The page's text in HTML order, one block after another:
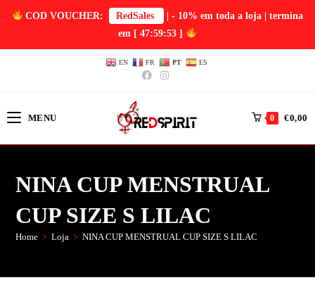
COD VOUCHER: RedSales
| - 10% em toda a loja | termina
em [ 47:59:53 ]
EN FR PT ES
MENU 0 €0,00
NINA CUP MENSTRUAL
CUP SIZE S LILAC
Home > Loja > NINA CUP MENSTRUAL CUP SIZE S LILAC